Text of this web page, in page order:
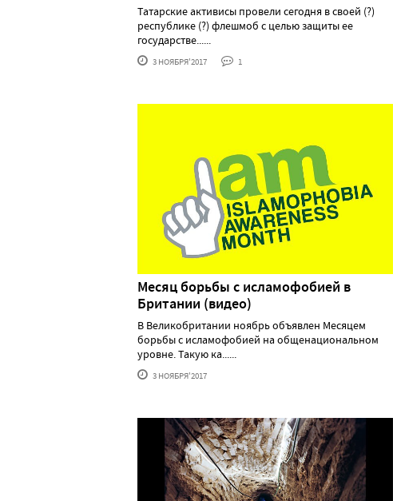
Татарские активисы провели сегодня в своей (?)
республике (?) флешмоб с целью защиты ее
государстве......
3 НОЯБРЯ'2017 1
Месяц борьбы с исламофобией в
Британии (видео)
В Великобритании ноябрь объявлен Месяцем
борьбы с исламофобией на общенациональном
уровне. Такую ка......
3 НОЯБРЯ'2017